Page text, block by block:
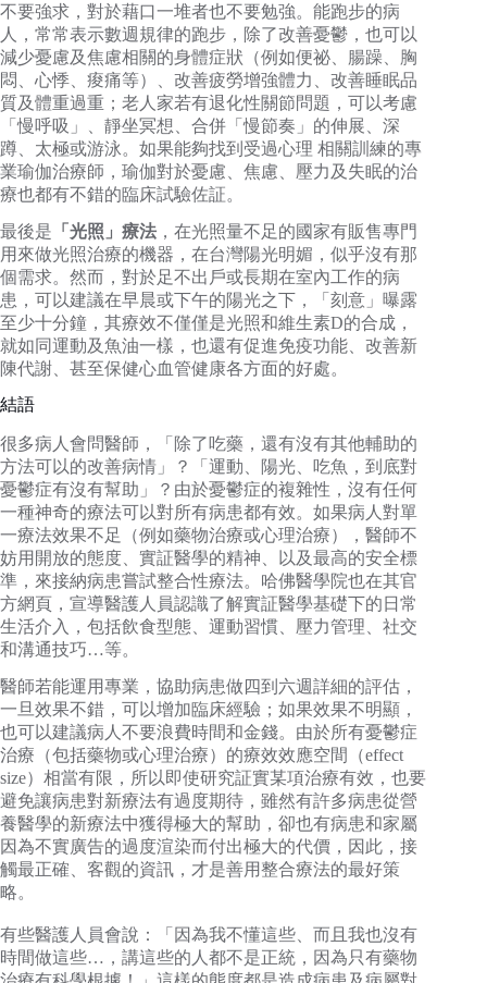
不要強求，對於藉口一堆者也不要勉強。能跑步的病
人，常常表示數週規律的跑步，除了改善憂鬱，也可以
減少憂慮及焦慮相關的身體症狀（例如便祕、腸躁、胸
悶、心悸、痠痛等）、改善疲勞增強體力、改善睡眠品
質及體重過重；老人家若有退化性關節問題，可以考慮
「慢呼吸」、靜坐冥想、合併「慢節奏」的伸展、深
蹲、太極或游泳。如果能夠找到受過心理 相關訓練的專
業瑜伽治療師，瑜伽對於憂慮、焦慮、壓力及失眠的治
療也都有不錯的臨床試驗佐証。
最後是 「光照」療法 ，在光照量不足的國家有販售專門
用來做光照治療的機器，在台灣陽光明媚，似乎沒有那
個需求。然而，對於足不出戶或長期在室內工作的病
患，可以建議在早晨或下午的陽光之下，「刻意」曝露
至少十分鐘，其療效不僅僅是光照和維生素D的合成，
就如同運動及魚油一樣，也還有促進免疫功能、改善新
陳代謝、甚至保健心血管健康各方面的好處。
結語
很多病人會問醫師，「除了吃藥，還有沒有其他輔助的
方法可以的改善病情」？「運動、陽光、吃魚，到底對
憂鬱症有沒有幫助」？由於憂鬱症的複雜性，沒有任何
一種神奇的療法可以對所有病患都有效。如果病人對單
一療法效果不足（例如藥物治療或心理治療），醫師不
妨用開放的態度、實証醫學的精神、以及最高的安全標
準，來接納病患嘗試整合性療法。哈佛醫學院也在其官
方網頁，宣導醫護人員認識了解實証醫學基礎下的日常
生活介入，包括飲食型態、運動習慣、壓力管理、社交
和溝通技巧…等。
醫師若能運用專業，協助病患做四到六週詳細的評估，
一旦效果不錯，可以增加臨床經驗；如果效果不明顯，
也可以建議病人不要浪費時間和金錢。由於所有憂鬱症
治療（包括藥物或心理治療）的療效效應空間（effect
size）相當有限，所以即使研究証實某項治療有效，也要
避免讓病患對新療法有過度期待，雖然有許多病患從營
養醫學的新療法中獲得極大的幫助，卻也有病患和家屬
因為不實廣告的過度渲染而付出極大的代價，因此，接
觸最正確、客觀的資訊，才是善用整合療法的最好策
略。
有些醫護人員會說：「因為我不懂這些、而且我也沒有
時間做這些…，講這些的人都不是正統，因為只有藥物